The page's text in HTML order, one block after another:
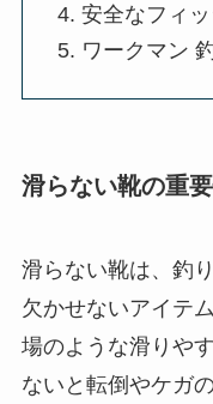
安全なフィ
ワークマン
滑らない靴の重
滑らない靴は、釣
欠かせないアイテ
場のような滑りや
ないと転倒やケガ